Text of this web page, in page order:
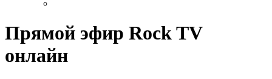
Прямой эфир Rock TV
онлайн